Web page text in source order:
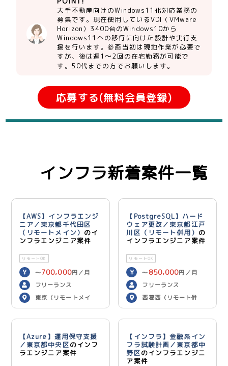
大手不動産向けのWindows11化対応業務の
募集です。現在使用しているVDI（VMware
Horizon）3400台のWindows10から
Windows11への移行に向けた設計や実行支
援を行います。参画当初は現地作業が必要で
すが、後は週1〜2回の在宅勤務が可能で
す。50代までの方でお願いします。
応募する(無料会員登録)
インフラ新着案件一覧
【AWS】インフラエンジ
ニア／東京都千代田区
（リモートメイン） のイ
ンフラエンジニア案件
リモートOK
〜700,000円／月
フリーランス
東京（リモートメイ
ン）
【PostgreSQL】ハード
ウェア更改／東京都江戸
川区（リモート併用） の
インフラエンジニア案件
リモートOK
〜 850,000円／月
フリーランス
西葛西（リモート併
用）
【Azure】運用保守支援
／東京都中央区のインフ
ラエンジニア案件
【インフラ】金融系イン
フラ試験計画／東京都中
野区のインフラエンジニ
ア案件